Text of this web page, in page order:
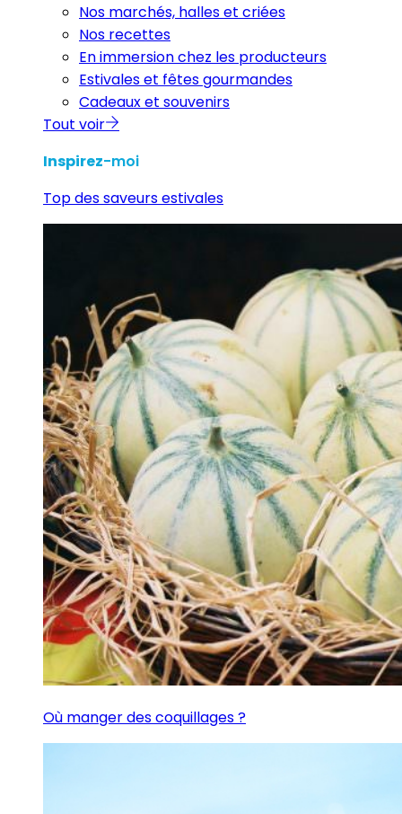
Nos marchés, halles et criées
Nos recettes
En immersion chez les producteurs
Estivales et fêtes gourmandes
Cadeaux et souvenirs
Tout voir
Inspirez-moi
Top des saveurs estivales
Où manger des coquillages ?